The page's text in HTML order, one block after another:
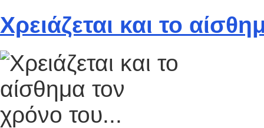
Χρειάζεται και το